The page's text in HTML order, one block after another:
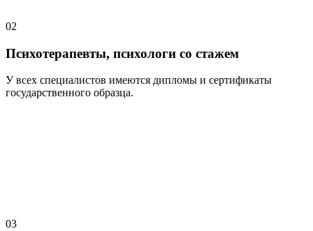
02
Психотерапевты, психологи со стажем
У всех специалистов имеются дипломы и сертификаты
государственного образца.
03